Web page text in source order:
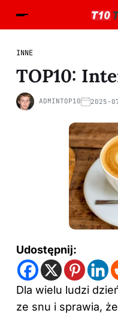
INNE
TOP10:
ADMINTOP10 2025-
Udostępnij:
Dla wielu ludzi
ze snu i sprawia,